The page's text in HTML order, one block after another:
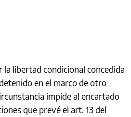
la libertad condicional concedida
en el marco de otro
impide al encartado
que prevé el art. 13 del